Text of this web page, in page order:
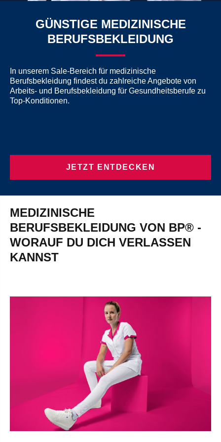
GÜNSTIGE MEDIZINISCHE
BERUFSBEKLEIDUNG
In unserem Sale-Bereich für medizinische
Berufsbekleidung findest du zahlreiche Angebote von
Arbeits- und Berufsbekleidung für Gesundheitsberufe zu
Top-Konditionen.
JETZT ENTDECKEN
MEDIZINISCHE
BERUFSBEKLEIDUNG VON BP® -
WORAUF DU DICH VERLASSEN
KANNST